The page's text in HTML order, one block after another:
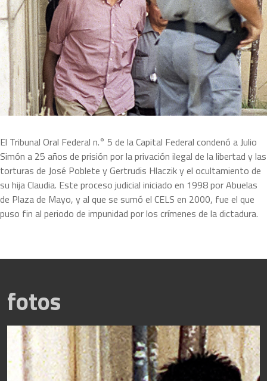
El Tribunal Oral Federal n.° 5 de la Capital Federal condenó a Julio
Simón a 25 años de prisión por la privación ilegal de la libertad y las
torturas de José Poblete y Gertrudis Hlaczik y el ocultamiento de
su hija Claudia. Este proceso judicial iniciado en 1998 por Abuelas
de Plaza de Mayo, y al que se sumó el CELS en 2000, fue el que
puso fin al periodo de impunidad por los crímenes de la dictadura.
fotos